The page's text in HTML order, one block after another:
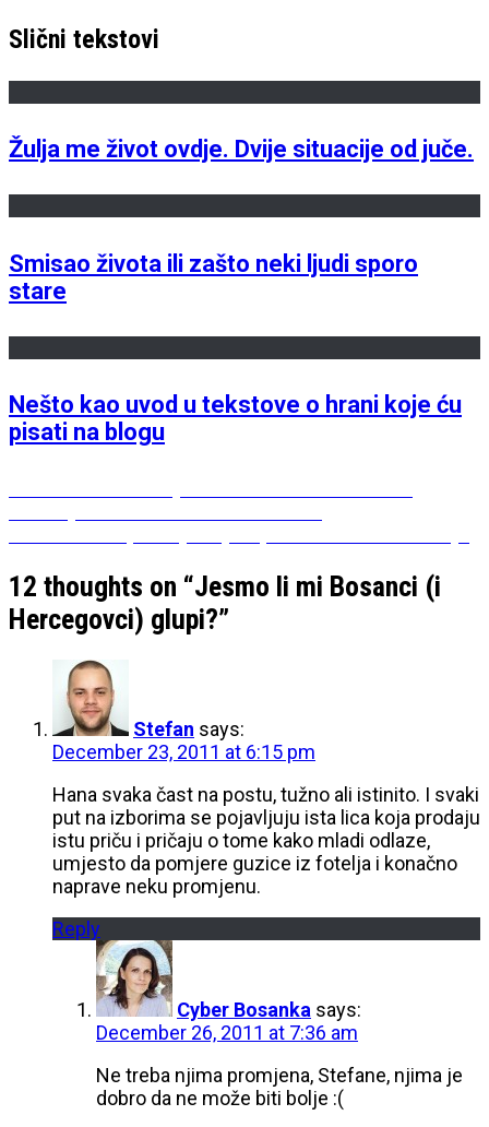
Slični tekstovi
Žulja me život ovdje. Dvije situacije od juče.
Smisao života ili zašto neki ljudi sporo
stare
Nešto kao uvod u tekstove o hrani koje ću
pisati na blogu
Post
navigation
12 thoughts on “Jesmo li mi Bosanci (i
Hercegovci) glupi?”
Stefan says:
December 23, 2011 at 6:15 pm
Hana svaka čast na postu, tužno ali istinito. I svaki
put na izborima se pojavljuju ista lica koja prodaju
istu priču i pričaju o tome kako mladi odlaze,
umjesto da pomjere guzice iz fotelja i konačno
naprave neku promjenu.
Reply
Cyber Bosanka says:
December 26, 2011 at 7:36 am
Ne treba njima promjena, Stefane, njima je
dobro da ne može biti bolje :(